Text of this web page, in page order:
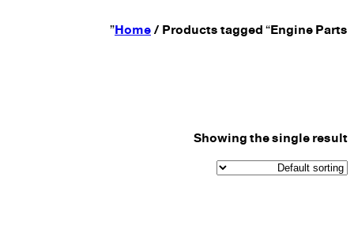
Home/Products tagged “Engine Parts”
Showing the single result